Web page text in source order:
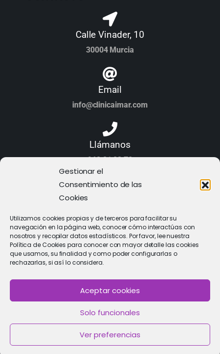
Gestionar el
Consentimiento de las
Cookies
Utilizamos cookies propias y de terceros para facilitar su
navegación en la página web, conocer cómo interactúas con
nosotros y recopilar datos estadísticos. Por favor, lee nuestra
Política de Cookies para conocer con mayor detalle las cookies
que usamos, su finalidad y como poder configurarlas o
rechazarlas, si así lo considera.
Aceptar cookies
Solo funcionales
Ver preferencias
Calle Vinader, 10
30004 Murcia
Email
info@clinicaimar.com
Llámanos
968 21 23 70
PIDE CITA
Solicitar cita con un especialista